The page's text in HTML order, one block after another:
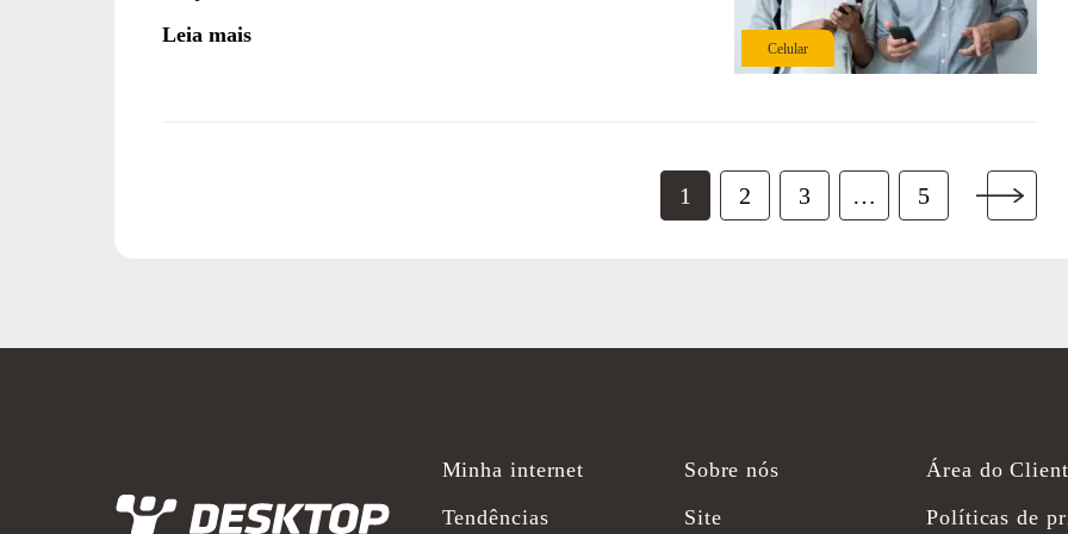
Celular
Leia mais
1 2 3 … 5
Minha internet
Tendências
Sobre nós
Site
Área do
Políticas de